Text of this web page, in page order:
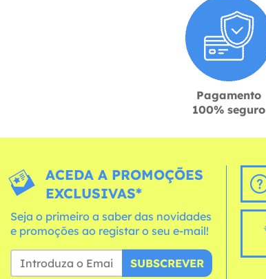
Pagamento
100% seguro
ACEDA A PROMOÇÕES
EXCLUSIVAS*
Seja o primeiro a saber das novidades
e promoções ao registar o seu e-mail!
SUBSCREVER